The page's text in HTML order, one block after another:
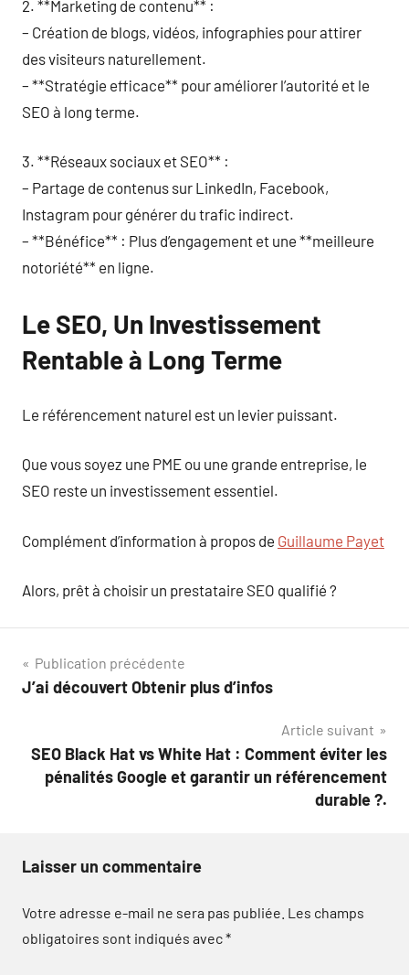
2. **Marketing de contenu** :
– Création de blogs, vidéos, infographies pour attirer
des visiteurs naturellement.
– **Stratégie efficace** pour améliorer l’autorité et le
SEO à long terme.
3. **Réseaux sociaux et SEO** :
– Partage de contenus sur LinkedIn, Facebook,
Instagram pour générer du trafic indirect.
– **Bénéfice** : Plus d’engagement et une **meilleure
notoriété** en ligne.
Le SEO, Un Investissement
Rentable à Long Terme
Le référencement naturel est un levier puissant.
Que vous soyez une PME ou une grande entreprise, le
SEO reste un investissement essentiel.
Complément d’information à propos de Guillaume Payet
Alors, prêt à choisir un prestataire SEO qualifié ?
Navigation
de
Publication précédente
J’ai découvert Obtenir plus d’infos
Article suivant
SEO Black Hat vs White Hat : Comment éviter les
pénalités Google et garantir un référencement
durable ?.
Laisser un commentaire
Votre adresse e-mail ne sera pas publiée. Les champs
obligatoires sont indiqués avec*